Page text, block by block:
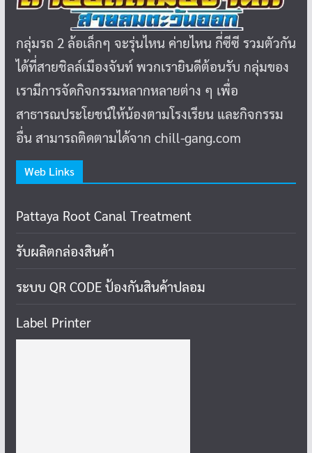
กลุ่มรถ 2 ล้อเล็กๆ จะรุ่นไหน ค่ายไหน กี่ซีซี รวมตัวกัน
ได้ที่สายชิลล์เมืองจันท์ พวกเรายินดีต้อนรับ กลุ่มของ
เรามีการจัดกิจกรรมหลากหลายต่าง ๆ เพื่อ
สาธารณประโยชน์ให้น้องตามโรงเรียน และกิจกรรม
อื่น สามารถติดตามได้จาก chill-gang.com
Web Links
Pattaya Root Canal Treatment
รับผลิตกล่องสินค้า
ระบบ QR CODE ป้องกันสินค้าปลอม
Label Printer